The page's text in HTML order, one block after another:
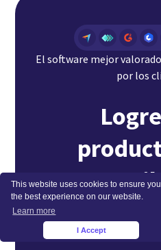
This website uses cookies to ensure
the best experience on our website.
Learn more
I Accept
El software mejor
por los